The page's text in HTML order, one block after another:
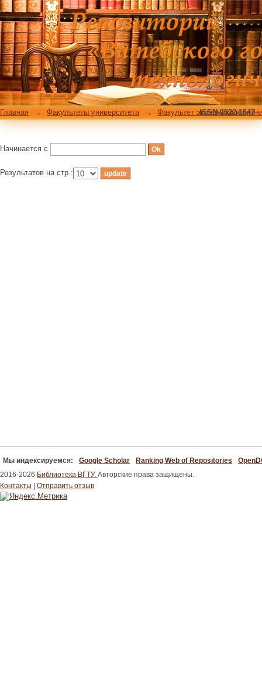
Фильтровать по: Теме
Главная → Факультеты университета → Факультет экономики и
ISSN 2522-1647
Начинается с
Результатов на стр.:
Мы индексируемся: Google Scholar Ranking Web of Repositories
2016-2026 Библиотека ВГТУ. Авторские права защищены.
Контакты
Отправить отзыв